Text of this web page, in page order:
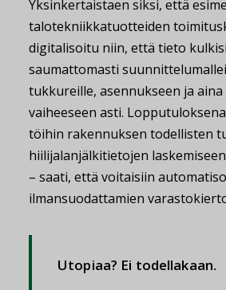
Yksinkertaistaen siksi, että
talotekniikkatuotteiden
digitalisoitu niin, että tieto
saumattomasti
tukkureille, asennukseen ja
vaiheeseen asti.
töihin rakennuksen todellisten
hiilijalanjälkitietojen
– saati, että voitaisiin
ilmansuodattamien
Utopiaa? Ei todellakaan.